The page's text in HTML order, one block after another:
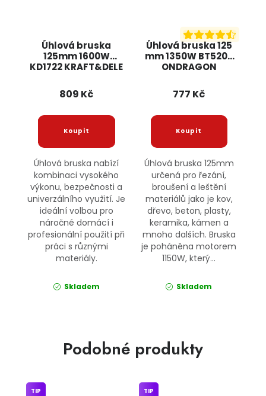
Úhlová bruska
125mm 1600W
KD1722 KRAFT&DELE
809 Kč
Úhlová bruska nabízí
kombinaci vysokého
výkonu, bezpečnosti a
univerzálního využití. Je
ideální volbou pro
náročné domácí i
profesionální použití při
práci s různými
materiály.
Skladem
Úhlová bruska 125
mm 1350W BT5205
ONDRAGON
777 Kč
Úhlová bruska 125mm
určená pro řezání,
broušení a leštění
materiálů jako je kov,
dřevo, beton, plasty,
keramika, kámen a
mnoho dalších. Bruska
je poháněna motorem
1150W, který...
Skladem
Podobné produkty
TIP TIP